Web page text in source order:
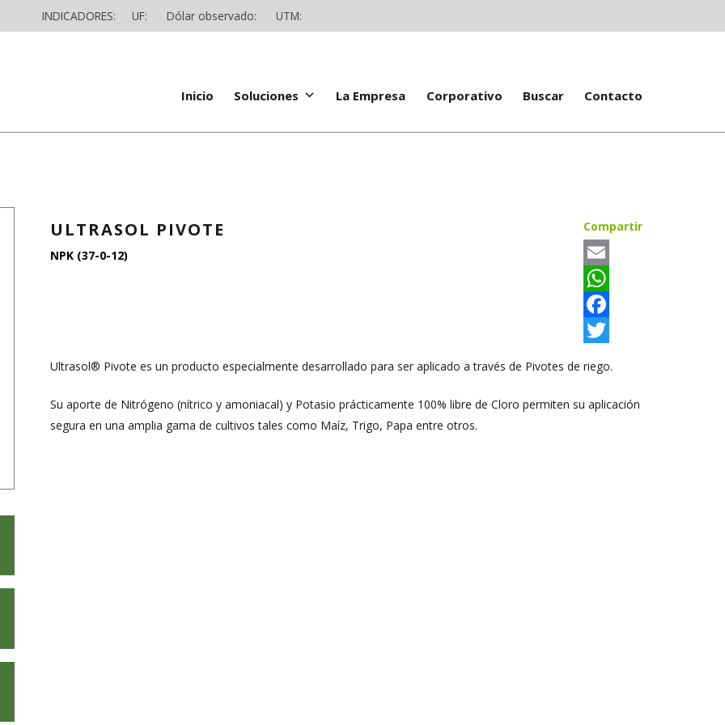
INDICADORES: UF: Dólar observado: UTM:
Inicio Soluciones La Empresa Corporativo Buscar Contacto
ULTRASOL PIVOTE
NPK (37-0-12)
Compartir
Email
WhatsApp
Facebook
Ultrasol® Pivote es un producto especialmente desarrollado para ser aplicado a través de Pivotes de riego.
Su aporte de Nitrógeno (nítrico y amoniacal) y Potasio prácticamente 100% libre de Cloro permiten su aplicación
segura en una amplia gama de cultivos tales como Maíz, Trigo, Papa entre otros.